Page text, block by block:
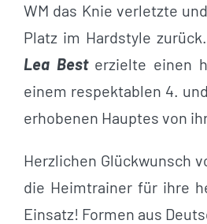
WM das Knie verletzte
Platz im Hardstyle zurück.
Lea Besterzielte einen
einem respektablen 4.
erhobenen Hauptes von
Herzlichen Glückwunsch
die Heimtrainer für ihre
Einsatz! Formen aus